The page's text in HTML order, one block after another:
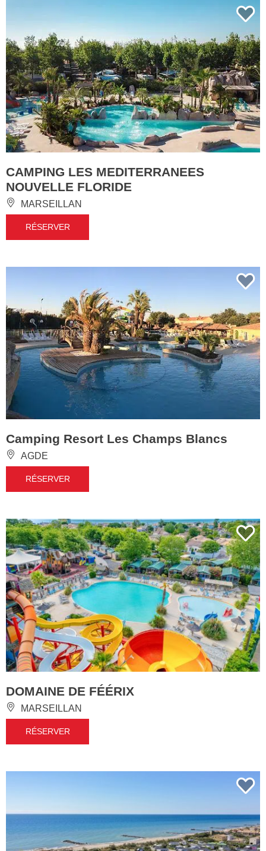
CAMPING LES MEDITERRANEES
NOUVELLE FLORIDE
MARSEILLAN
RÉSERVER
Camping Resort Les Champs Blancs
AGDE
RÉSERVER
DOMAINE DE FÉÉRIX
MARSEILLAN
RÉSERVER